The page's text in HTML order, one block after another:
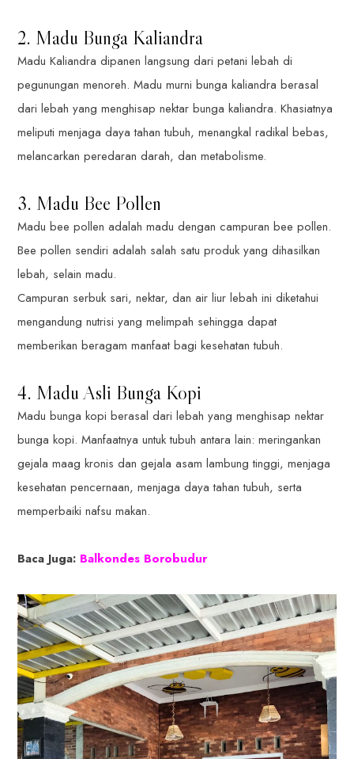
2. Madu Bunga Kaliandra
Madu Kaliandra dipanen langsung dari petani lebah di
pegunungan menoreh. Madu murni bunga kaliandra berasal
dari lebah yang menghisap nektar bunga kaliandra. Khasiatnya
meliputi menjaga daya tahan tubuh, menangkal radikal bebas,
melancarkan peredaran darah, dan metabolisme.
3. Madu Bee Pollen
Madu bee pollen adalah madu dengan campuran bee pollen.
Bee pollen sendiri adalah salah satu produk yang dihasilkan
lebah, selain madu.
Campuran serbuk sari, nektar, dan air liur lebah ini diketahui
mengandung nutrisi yang melimpah sehingga dapat
memberikan beragam manfaat bagi kesehatan tubuh.
4. Madu Asli Bunga Kopi
Madu bunga kopi berasal dari lebah yang menghisap nektar
bunga kopi. Manfaatnya untuk tubuh antara lain: meringankan
gejala maag kronis dan gejala asam lambung tinggi, menjaga
kesehatan pencernaan, menjaga daya tahan tubuh, serta
memperbaiki nafsu makan.
Baca Juga: Balkondes Borobudur